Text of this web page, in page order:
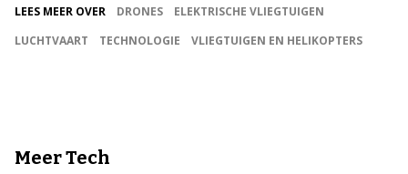
LEES MEER OVER DRONES
ELEKTRISCHE VLIEGTUIGEN
LUCHTVAART
TECHNOLOGIE VLIEGTUIGEN EN HELIKOPTERS
Meer Tech